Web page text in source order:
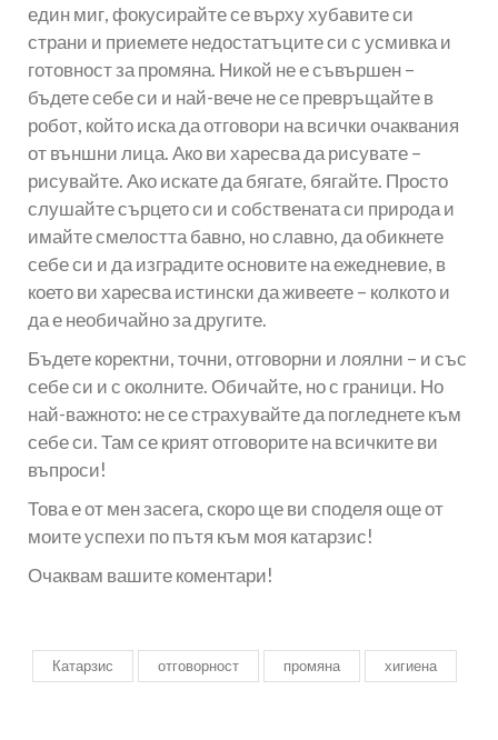
един миг, фокусирайте се върху хубавите си
страни и приемете недостатъците си с усмивка и
готовност за промяна. Никой не е съвършен –
бъдете себе си и най-вече не се превръщайте в
робот, който иска да отговори на всички очаквания
от външни лица. Ако ви харесва да рисувате –
рисувайте. Ако искате да бягате, бягайте. Просто
слушайте сърцето си и собствената си природа и
имайте смелостта бавно, но славно, да обикнете
себе си и да изградите основите на ежедневие, в
което ви харесва истински да живеете – колкото и
да е необичайно за другите.
Бъдете коректни, точни, отговорни и лоялни – и със
себе си и с околните. Обичайте, но с граници. Но
най-важното: не се страхувайте да погледнете към
себе си. Там се крият отговорите на всичките ви
въпроси!
Това е от мен засега, скоро ще ви споделя още от
моите успехи по пътя към моя катарзис!
Очаквам вашите коментари!
Катарзис отговорност промяна хигиена